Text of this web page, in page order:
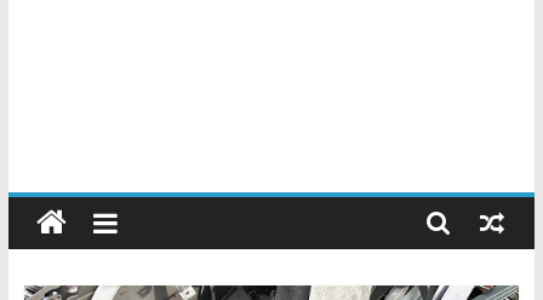
Chatarreros
–